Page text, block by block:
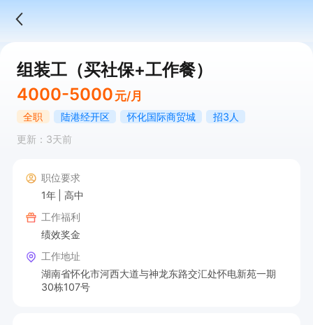
组装工（买社保+工作餐）
4000-5000 元/月
全职 陆港经开区 怀化国际商贸城
招3人
更新：3天前
职位要求
1年
高中
工作福利
绩效奖金
工作地址
湖南省怀化市河西大道与神龙东路交汇处怀电新苑一期
30栋107号